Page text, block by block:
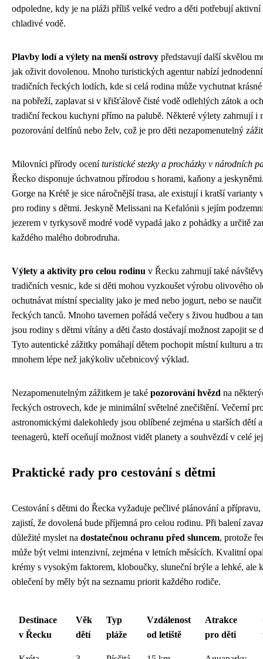
odpoledne, kdy je na pláži příliš velké vedro a děti potřebují aktivní
chladivé vodě.
Plavby lodí a výlety na menší ostrovy představují další skvělou
jak oživit dovolenou. Mnoho turistických agentur nabízí
tradičních řeckých lodích, kde si celá rodina může vychutnat
na pobřeží, zaplavat si v křišťálově čisté vodě odlehlých zátok a
tradiční řeckou kuchyni přímo na palubě. Některé výlety zahrnují i
pozorování delfínů nebo želv, což je pro děti nezapomenutelný
Milovníci přírody oceníturistické stezky a procházky v národních
Řecko disponuje úchvatnou přírodou s horami, kaňony a
Gorge na Krétě je sice náročnější trasa, ale existují i kratší varianty
pro rodiny s dětmi. Jeskyně Melissani na Kefalónii s jejím
jezerem v tyrkysově modré vodě vypadá jako z pohádky a určitě
každého malého dobrodruha.
Výlety a aktivity pro celou rodinu v Řecku zahrnují také
tradičních vesnic, kde si děti mohou vyzkoušet výrobu olivového
ochutnávat místní speciality jako je med nebo jogurt, nebo se
řeckých tanců. Mnoho tavernen pořádá večery s živou hudbou a
jsou rodiny s dětmi vítány a děti často dostávají možnost zapojit se
Tyto autentické zážitky pomáhají dětem pochopit místní kulturu a
mnohem lépe než jakýkoliv učebnicový výklad.
Nezapomenutelným zážitkem je také pozorování hvězd na
řeckých ostrovech, kde je minimální světelné znečištění. Večerní
astronomickými dalekohledy jsou oblíbené zejména u starších dětí a
teenagerů, kteří oceňují možnost vidět planety a souhvězdí v celé
Praktické rady pro cestování s dětmi
Cestování s dětmi do Řecka vyžaduje pečlivé plánování a přípravu,
zajistí, že dovolená bude příjemná pro celou rodinu. Při balení
důležité myslet na dostatečnou ochranu před sluncem, protože
může být velmi intenzivní, zejména v letních měsících. Kvalitní
krémy s vysokým faktorem, kloboučky, sluneční brýle a lehké, ale
oblečení by měly být na seznamu priorit každého rodiče.
Destinace
v Řecku
Věk
dětí
Typ
pláže
Vzdálenost
od letiště
Atrakce
pro děti